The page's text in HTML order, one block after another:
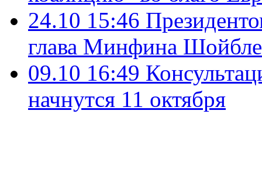
24.10 15:46
глава Минфина Шойбле
09.10 16:49
начнутся 11 октября